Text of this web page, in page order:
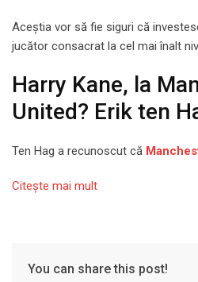
Aceștia vor să fie siguri că
jucător consacrat la cel mai înalt
Harry Kane, la
United? Erik ten
Ten Hag a recunoscut că
Citeşte mai mult
You can share this post!